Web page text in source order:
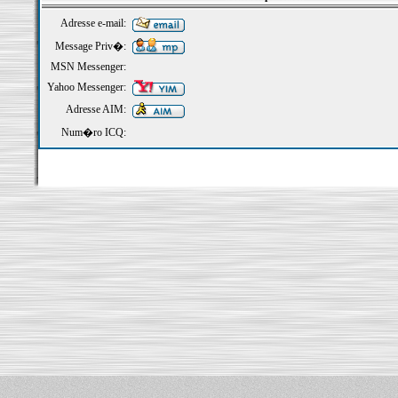
Adresse e-mail:
Message Priv�:
MSN Messenger:
Yahoo Messenger:
Adresse AIM:
Num�ro ICQ: